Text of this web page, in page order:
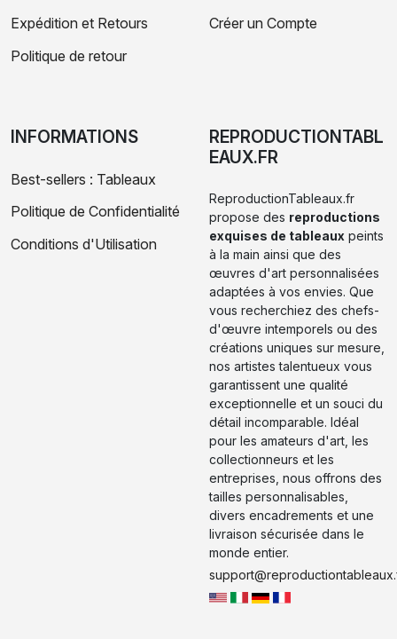
Expédition et Retours
Politique de retour
Créer un Compte
INFORMATIONS
Best-sellers : Tableaux
Politique de Confidentialité
Conditions d'Utilisation
REPRODUCTIONTABL
EAUX.FR
ReproductionTableaux.fr
propose des reproductions
exquises de tableaux peints
à la main ainsi que des
œuvres d'art personnalisées
adaptées à vos envies. Que
vous recherchiez des chefs-
d'œuvre intemporels ou des
créations uniques sur mesure,
nos artistes talentueux vous
garantissent une qualité
exceptionnelle et un souci du
détail incomparable. Idéal
pour les amateurs d'art, les
collectionneurs et les
entreprises, nous offrons des
tailles personnalisables,
divers encadrements et une
livraison sécurisée dans le
monde entier.